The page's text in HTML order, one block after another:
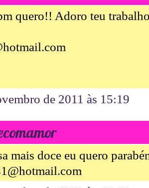
quero!! Adoro teu
de 2011 às 15:19
mais doce eu quero